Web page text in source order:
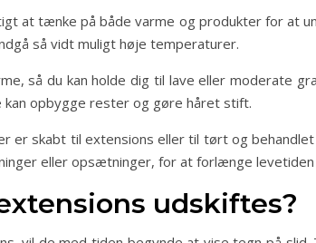
at tænke på både varme og produkter for at
så vidt muligt høje temperaturer.
så du kan holde dig til lave eller moderate
opbygge rester og gøre håret stift.
er skabt til extensions eller til tørt og
eller opsætninger, for at forlænge levetiden
udskiftes?